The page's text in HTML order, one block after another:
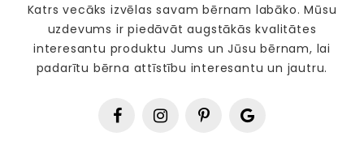
Katrs vecāks izvēlas savam bērnam labāko. Mūsu
uzdevums ir piedāvāt augstākās kvalitātes
interesantu produktu Jums un Jūsu bērnam, lai
padarītu bērna attīstību interesantu un jautru.